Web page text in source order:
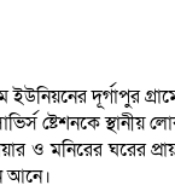
দূর্গাপুর
ষ্টেশনকে
মনিরের ঘরের
আনে।